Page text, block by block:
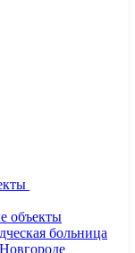
объекты
больница